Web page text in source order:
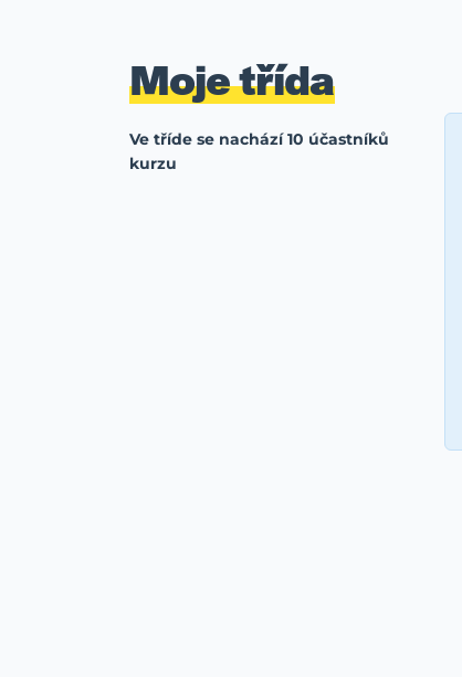
Moje třída
Ve tříde se nachází 10 účastníků
kurzu